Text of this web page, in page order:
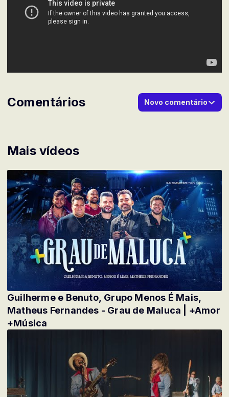
Mais vídeos
Guilherme e Benuto, Grupo Menos É Mais,
Matheus Fernandes - Grau de Maluca | +Amor
+Música
Comentários Novo comentário